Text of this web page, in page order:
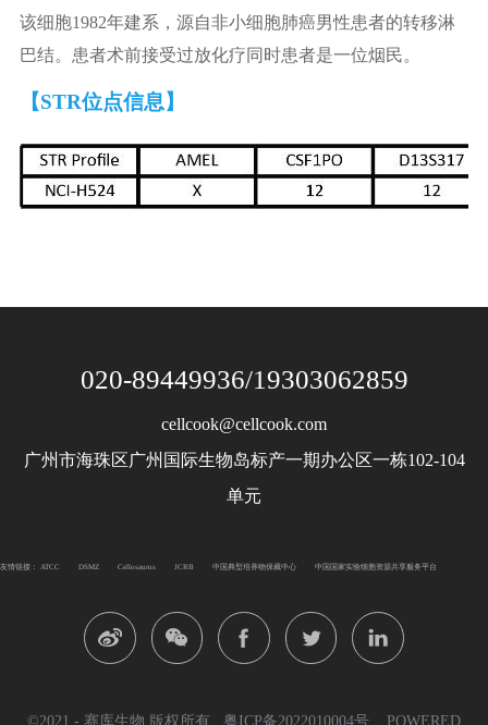
该细胞1982年建系，源自非小细胞肺癌男性患者的转移淋
巴结。患者术前接受过放化疗同时患者是一位烟民。
【STR位点信息】
020-89449936/19303062859
cellcook@cellcook.com
广州市海珠区广州国际生物岛标产一期办公区一栋102-104
单元
友情链接： ATCC DSMZ Cellosaurus JCRB 中国典型培养物保藏中心 中国国家实验细胞资源共享服务平台
©2021 - 赛库生物 版权所有 粤ICP备2022010004号 POWERED